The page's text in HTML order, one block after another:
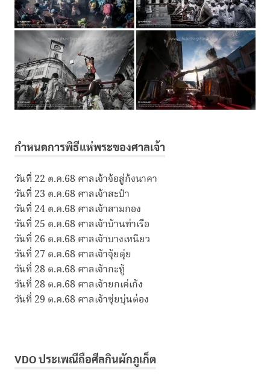
กำหนดการพิธีแห่พระของศาลเจ้า
วันที่ 22 ต.ค.68 ศาลเจ้าจ้อสู่ก้งนาคา
วันที่ 23 ต.ค.68 ศาลเจ้าสะปำ
วันที่ 24 ต.ค.68 ศาลเจ้าสามกอง
วันที่ 25 ต.ค.68 ศาลเจ้าบ้านท่าเรือ
วันที่ 26 ต.ค.68 ศาลเจ้าบางเหนียว
วันที่ 27 ต.ค.68 ศาลเจ้าจุ้ยตุ่ย
วันที่ 28 ต.ค.68 ศาลเจ้ากะทู้
วันที่ 28 ต.ค.68 ศาลเจ้ายกเค่เก้ง
วันที่ 29 ต.ค.68 ศาลเจ้าซุ่ยบุ่นต๋อง
VDO ประเพณีถือศีลกินผักภูเก็ต